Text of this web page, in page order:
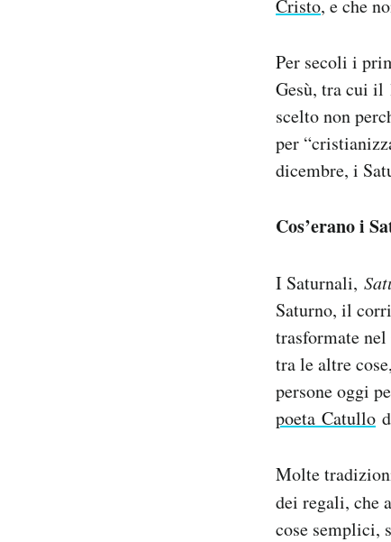
Cristo, e che
Per secoli i
Gesù, tra cui il
scelto non
per
dicembre, i
Cos’erano i
I Saturnali,
Saturno, il
trasformate
tra le altre
persone oggi
poeta Catullo
Molte
dei regali, che
cose semplici,